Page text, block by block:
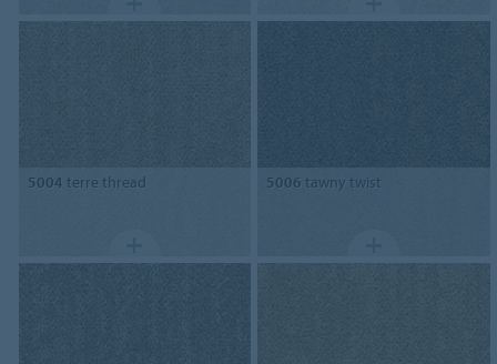
5004 terre thread 5006 tawny twist